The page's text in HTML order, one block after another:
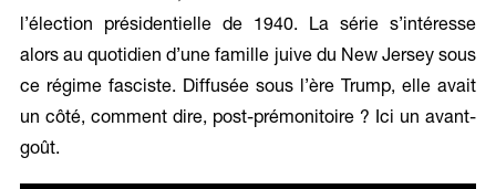
l’élection présidentielle de 1940. La série s’intéresse
alors au quotidien d’une famille juive du New Jersey sous
ce régime fasciste. Diffusée sous l’ère Trump, elle avait
un côté, comment dire, post-prémonitoire ? Ici un avant-
goût.